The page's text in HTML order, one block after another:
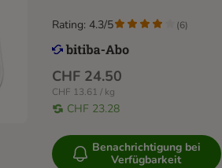
CHF 24.50
CHF 13.61 / kg
CHF 23.28
Rating: 4.3/5 (6)
Benachrichtigung bei
Verfügbarkeit